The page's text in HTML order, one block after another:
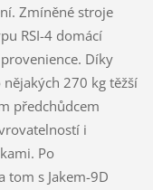
Zmíněné stroje
RSI-4 domácí
Díky
nějakých 270 kg těžší
předchůdcem
i
Po
tom s Jakem-9D